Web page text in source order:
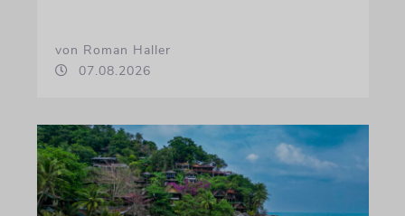
von Roman Haller
07.08.2026